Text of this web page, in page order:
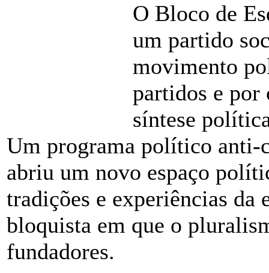
O Bloco de
um partido
movimento
partidos e por
síntese
Um programa político anti-
abriu um novo espaço
tradições e experiências da
bloquista em que o
fundadores.